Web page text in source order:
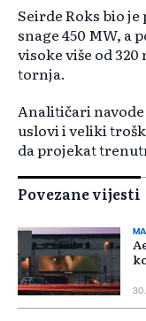
Seirde Roks bio
snage 450 MW, a
visoke više od
tornja.
Analitičari
uslovi i veliki
da projekat
Povezane vijesti